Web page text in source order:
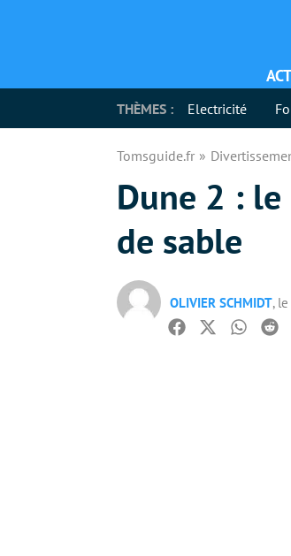
THÈMES : Electricité
Tomsguide.fr
Dune 2 :
de sable
OLIVIER SCHMIDT,
Facebook
TwitterWhatsapp